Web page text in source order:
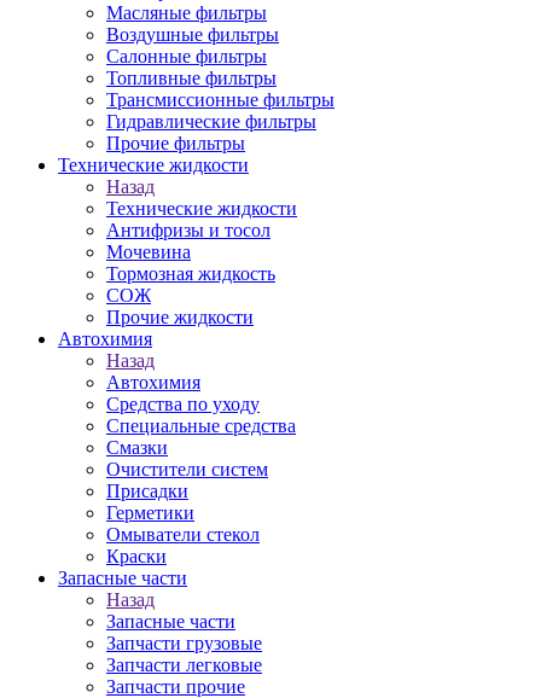
Масляные фильтры
Воздушные фильтры
Салонные фильтры
Топливные фильтры
Трансмиссионные фильтры
Гидравлические фильтры
Прочие фильтры
Технические жидкости
Назад
Технические жидкости
Антифризы и тосол
Мочевина
Тормозная жидкость
СОЖ
Прочие жидкости
Автохимия
Назад
Автохимия
Средства по уходу
Специальные средства
Смазки
Очистители систем
Присадки
Герметики
Омыватели стекол
Краски
Запасные части
Назад
Запасные части
Запчасти грузовые
Запчасти легковые
Запчасти прочие